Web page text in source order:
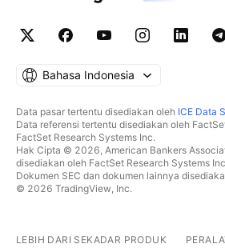
Bahasa Indonesia
Data pasar tertentu disediakan oleh ICE Data
Data referensi tertentu disediakan oleh
FactSet Research Systems Inc.
Hak Cipta © 2026, American Bankers
disediakan oleh FactSet Research Systems
Dokumen SEC dan dokumen lainnya
© 2026 TradingView, Inc.
LEBIH DARI SEKADAR PRODUK